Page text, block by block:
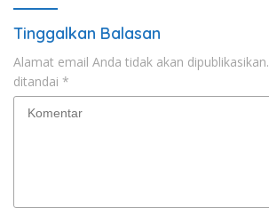
Tinggalkan Balasan
Alamat email Anda tidak akan dipublikasikan.
ditandai *